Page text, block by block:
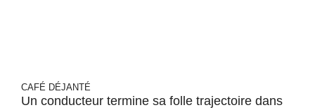
CAFÉ DÉJANTÉ
Un conducteur termine sa folle trajectoire dans